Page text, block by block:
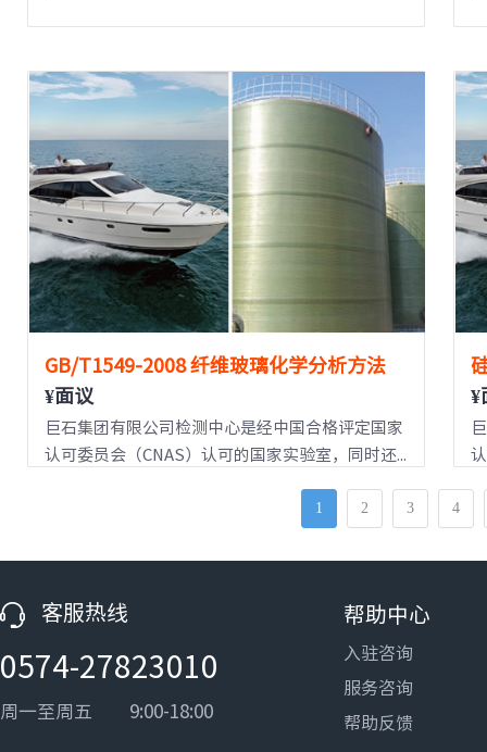
GB/T1549-2008 纤维玻璃化学分析方法
¥面议
巨石集团有限公司检测中心是经中国合格评定国家
认可委员会（CNAS）认可的国家实验室，同时还...
¥
1 2 3 4
客服热线
0574-27823010
周一至周五 9:00-18:00
帮助中心
入驻咨询
服务咨询
帮助反馈